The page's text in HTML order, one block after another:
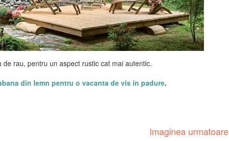
rau, pentru un aspect rustic cat mai autentic.
din lemn pentru o vacanta de vis in padure.
Imaginea urmatoare